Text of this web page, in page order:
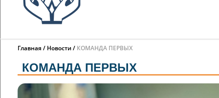
Главная Новости КОМАНДА ПЕРВЫХ
КОМАНДА ПЕРВЫХ